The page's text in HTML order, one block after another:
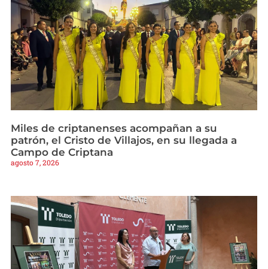
Miles de criptanenses acompañan a su
patrón, el Cristo de Villajos, en su llegada a
Campo de Criptana
agosto 7, 2026